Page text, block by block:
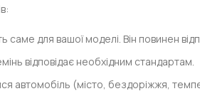
для вашої моделі. Він повинен
відповідає необхідним стандартам.
автомобіль (місто, бездоріжжя,